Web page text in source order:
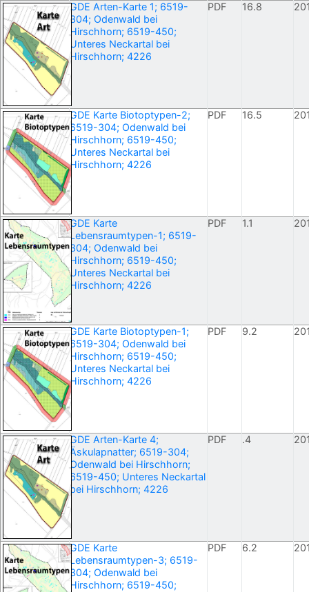
GDE Arten-Karte 1; 6519-
304; Odenwald bei
Hirschhorn; 6519-450;
Unteres Neckartal bei
Hirschhorn; 4226
PDF 16.8
GDE Karte Biotoptypen-2;
6519-304; Odenwald bei
Hirschhorn; 6519-450;
Unteres Neckartal bei
Hirschhorn; 4226
PDF 16.5
GDE Karte
Lebensraumtypen-1; 6519-
304; Odenwald bei
Hirschhorn; 6519-450;
Unteres Neckartal bei
Hirschhorn; 4226
PDF 1.1
GDE Karte Biotoptypen-1;
6519-304; Odenwald bei
Hirschhorn; 6519-450;
Unteres Neckartal bei
Hirschhorn; 4226
PDF 9.2
GDE Arten-Karte 4;
Äskulapnatter; 6519-304;
Odenwald bei Hirschhorn;
6519-450; Unteres Neckartal
bei Hirschhorn; 4226
PDF .4
GDE Karte
Lebensraumtypen-3; 6519-
304; Odenwald bei
Hirschhorn; 6519-450;
PDF 6.2